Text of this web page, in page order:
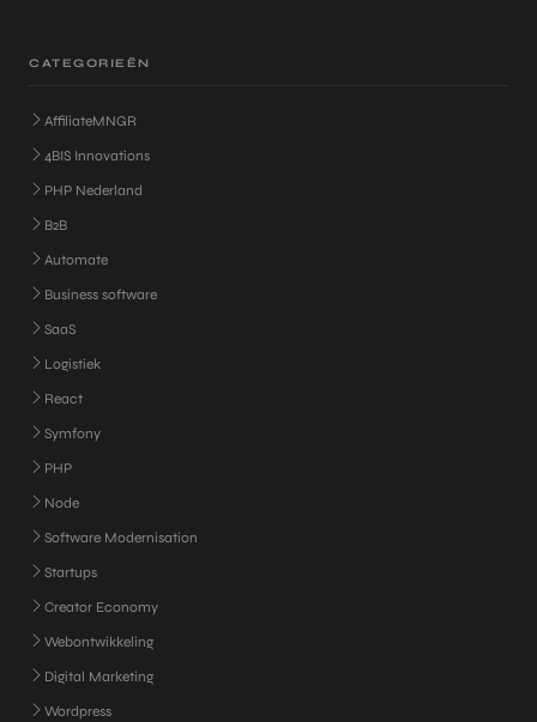
CATEGORIEËN
AffiliateMNGR
4BIS Innovations
PHP Nederland
B2B
Automate
Business software
SaaS
Logistiek
React
Symfony
PHP
Node
Software Modernisation
Startups
Creator Economy
Webontwikkeling
Digital Marketing
Wordpress